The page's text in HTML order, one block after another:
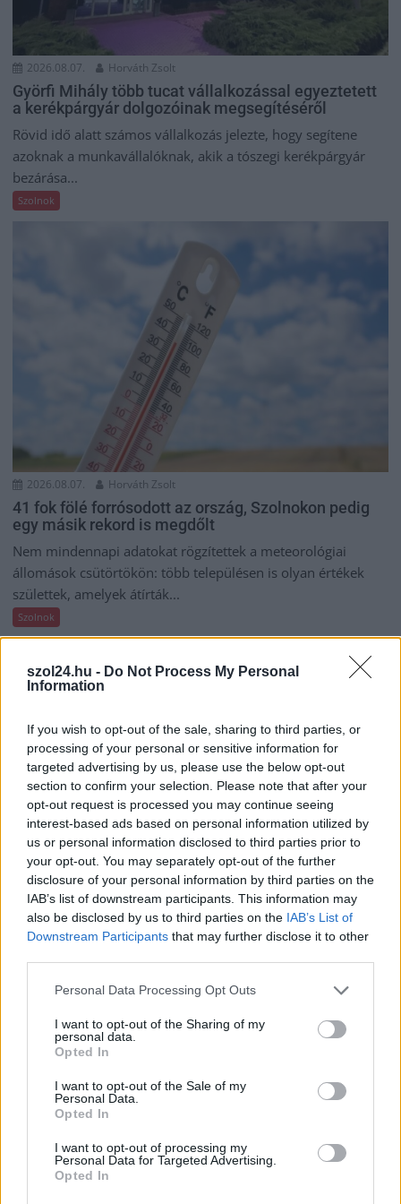
szol24.hu - Do Not Process My Personal
Information
If you wish to opt-out of the sale, sharing to third parties, or
processing of your personal or sensitive information for
targeted advertising by us, please use the below opt-out
section to confirm your selection. Please note that after your
opt-out request is processed you may continue seeing
interest-based ads based on personal information utilized by
us or personal information disclosed to third parties prior to
your opt-out. You may separately opt-out of the further
disclosure of your personal information by third parties on the
IAB’s list of downstream participants. This information may
also be disclosed by us to third parties on the IAB’s List of
Downstream Participants that may further disclose it to other
Please note that this website/app uses one or more Google
not limited to your visit or usage behaviour. You may click to
grant or deny consent to Google and its third-party tags to
use your data for below specified purposes in below Google
consent section.
Personal Data Processing Opt Outs
I want to opt-out of the Sharing of my
personal data.
Opted In
I want to opt-out of the Sale of my
Personal Data.
Opted In
I want to opt-out of processing my
Personal Data for Targeted Advertising.
Opted In
2026.08.07. Horváth Zsolt
Györfi Mihály több tucat vállalkozással egyeztetett
a kerékpárgyár dolgozóinak megsegítéséről
Rövid idő alatt számos vállalkozás jelezte, hogy segítene
azoknak a munkavállalóknak, akik a tószegi kerékpárgyár
bezárása...
Szolnok
2026.08.07. Horváth Zsolt
41 fok fölé forrósodott az ország, Szolnokon pedig
egy másik rekord is megdőlt
Nem mindennapi adatokat rögzítettek a meteorológiai
állomások csütörtökön: több településen is olyan értékek
születtek, amelyek átírták...
Szolnok
2026.08.06. szol24.hu
Harmadfokú hőségriasztás az országban:
Szolnokon klímát javítottak, helikoptereket is
Tovább tombol az extrém kánikula az országban, a jelenlegi